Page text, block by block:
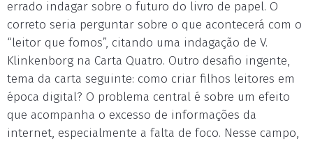
errado indagar sobre o futuro do livro de papel. O
correto seria perguntar sobre o que acontecerá com o
“leitor que fomos”, citando uma indagação de V.
Klinkenborg na Carta Quatro. Outro desafio ingente,
tema da carta seguinte: como criar filhos leitores em
época digital? O problema central é sobre um efeito
que acompanha o excesso de informações da
internet, especialmente a falta de foco. Nesse campo,